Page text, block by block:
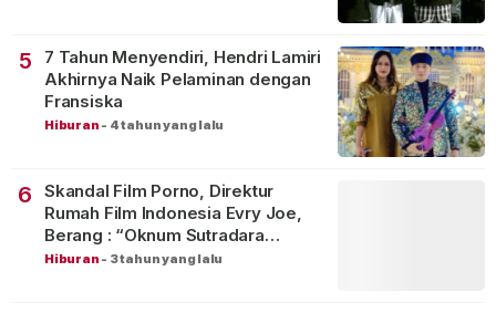
5
7 Tahun Menyendiri, Hendri Lamiri
Akhirnya Naik Pelaminan dengan
Fransiska
Hiburan - 4 tahun yang lalu
6
Skandal Film Porno, Direktur
Rumah Film Indonesia Evry Joe,
Berang : “Oknum Sutradara
Merusak Perfilman Indonesia”!
Hiburan - 3 tahun yang lalu